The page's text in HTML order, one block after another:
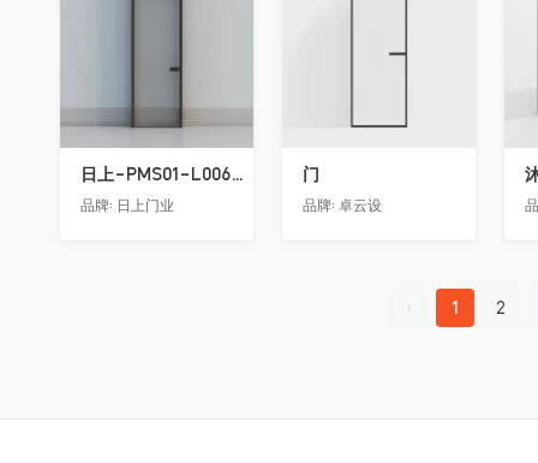
日上-PMS01-L006-金属窄边玻璃门
品牌: 日上门业
门
品牌: 卓云设
1 2